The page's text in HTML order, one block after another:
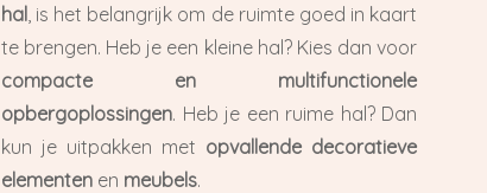
hal , is het belangrijk om de ruimte goed in kaart
te brengen. Heb je een kleine hal? Kies dan voor
compacte en multifunctionele
opbergoplossingen. Heb je een ruime hal? Dan
kun je uitpakken met opvallende decoratieve
elementen en meubels.